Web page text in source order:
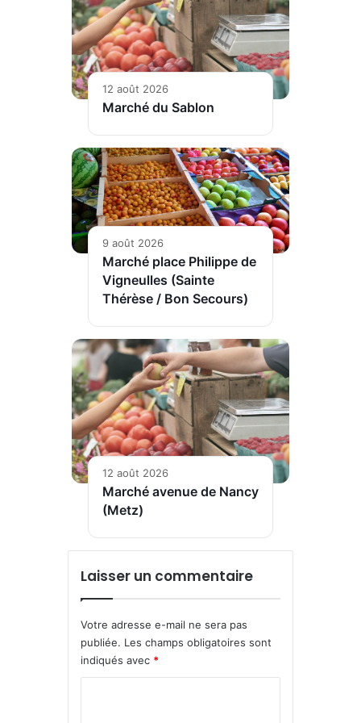
12 août 2026
Marché du Sablon
9 août 2026
Marché place Philippe de
Vigneulles (Sainte
Thérèse / Bon Secours)
12 août 2026
Marché avenue de Nancy
(Metz)
Laisser un commentaire
Votre adresse e-mail ne sera pas
publiée. Les champs obligatoires sont
indiqués avec *